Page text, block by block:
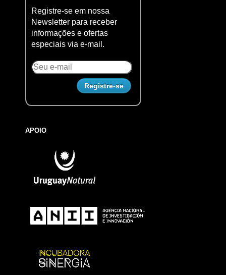
Registre-se em nossa
Newsletter para receber
informações e ofertas
especiais via e-mail.
APOIO